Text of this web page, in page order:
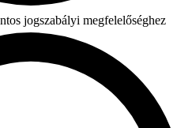
jogszabályi megfelelőséghez